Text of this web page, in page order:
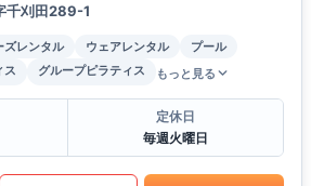
千刈田289-1
ズレンタル ウェアレンタル
プール
ス グループピラティス もっと見る
定休日
毎週火曜日